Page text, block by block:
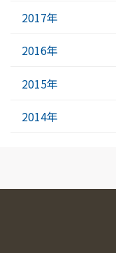
2017年
2016年
2015年
2014年